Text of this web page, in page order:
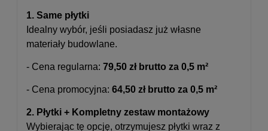
1. Same płytki
Idealny wybór, jeśli posiadasz już własne
materiały budowlane.
- Cena regularna: 79,50 zł brutto za 0,5 m²
- Cena promocyjna: 64,50 zł brutto za 0,5 m²
2. Płytki + Kompletny zestaw montażowy
Wybierając tę opcję, otrzymujesz płytki wraz z